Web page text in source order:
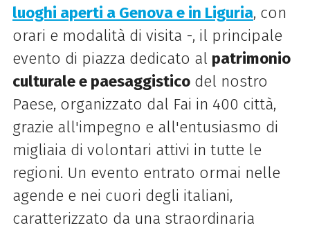
luoghi aperti a Genova e in Liguria, con
orari e modalità di visita -, il principale
evento di piazza dedicato al patrimonio
culturale e paesaggisticodel nostro
Paese, organizzato dal Fai in 400 città,
grazie all'impegno e all'entusiasmo di
migliaia di volontari attivi in tutte le
regioni. Un evento entrato ormai nelle
agende e nei cuori degli italiani,
caratterizzato da una straordinaria